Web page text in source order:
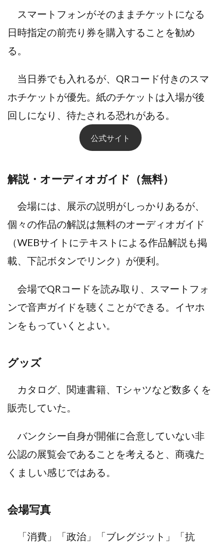
スマートフォンがそのままチケットになる
日時指定の前売り券を購入することを勧め
る。
当日券でも入れるが、QRコード付きのスマ
ホチケットが優先。紙のチケットは入場が後
回しになり、待たされる恐れがある。
公式サイト
解説・オーディオガイド（無料）
会場には、展示の説明がしっかりあるが、
個々の作品の解説は無料のオーディオガイド
（WEBサイトにテキストによる作品解説も掲
載、下記ボタンでリンク）が便利。
会場でQRコードを読み取り、スマートフォ
ンで音声ガイドを聴くことができる。イヤホ
ンをもっていくとよい。
グッズ
カタログ、関連書籍、Tシャツなど数多くを
販売していた。
バンクシー自身が開催に合意していない非
公認の展覧会であることを考えると、商魂た
くましい感じではある。
会場写真
「消費」「政治」「ブレグジット」「抗